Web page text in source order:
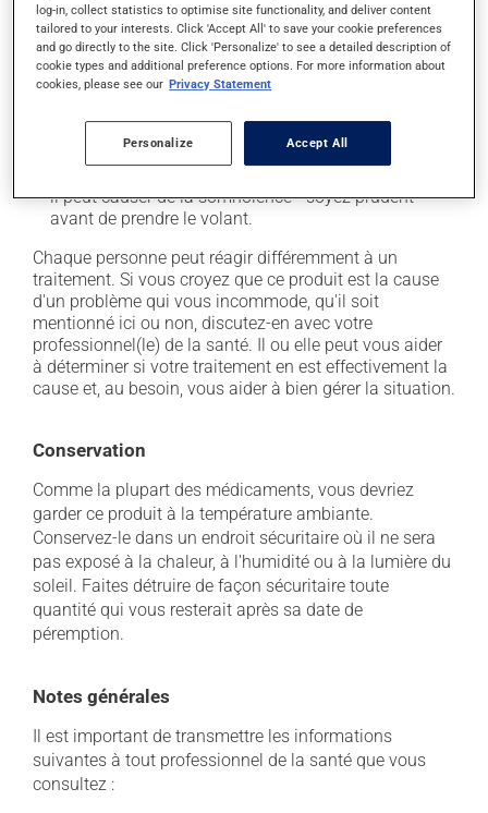
En plus de ses effets recherchés, ce produit peut à
l'occasion entraîner certains effets indésirables (effets
secondaires), notamment :
il agit sur l'intestin et peut causer de la diarrhée ou
de la constipation, selon la sensibilité de chacun;
il peut causer de la somnolence - soyez prudent
avant de prendre le volant.
Chaque personne peut réagir différemment à un
traitement. Si vous croyez que ce produit est la cause
d'un problème qui vous incommode, qu'il soit
mentionné ici ou non, discutez-en avec votre
professionnel(le) de la santé. Il ou elle peut vous aider
à déterminer si votre traitement en est effectivement la
cause et, au besoin, vous aider à bien gérer la situation.
Conservation
Comme la plupart des médicaments, vous devriez
garder ce produit à la température ambiante.
Conservez-le dans un endroit sécuritaire où il ne sera
pas exposé à la chaleur, à l'humidité ou à la lumière du
soleil. Faites détruire de façon sécuritaire toute
quantité qui vous resterait après sa date de
péremption.
Notes générales
Il est important de transmettre les informations
suivantes à tout professionnel de la santé que vous
consultez :
log-in, collect statistics to optimise site functionality, and deliver content
tailored to your interests. Click 'Accept All' to save your cookie preferences
and go directly to the site. Click 'Personalize' to see a detailed description of
cookie types and additional preference options. For more information about
cookies, please see our Privacy Statement
Personalize Accept All